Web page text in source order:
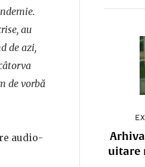
uitare
au
de azi,
de vorbă
audio-